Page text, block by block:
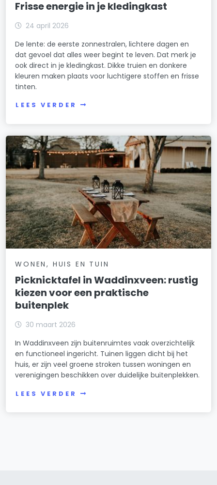
Frisse energie in je kledingkast
24 april 2026
De lente: de eerste zonnestralen, lichtere dagen en
dat gevoel dat alles weer begint te leven. Dat merk je
ook direct in je kledingkast. Dikke truien en donkere
kleuren maken plaats voor luchtigere stoffen en frisse
tinten.
LEES VERDER
WONEN, HUIS EN TUIN
Picknicktafel in Waddinxveen: rustig
kiezen voor een praktische
buitenplek
30 maart 2026
In Waddinxveen zijn buitenruimtes vaak overzichtelijk
en functioneel ingericht. Tuinen liggen dicht bij het
huis, er zijn veel groene stroken tussen woningen en
verenigingen beschikken over duidelijke buitenplekken.
LEES VERDER